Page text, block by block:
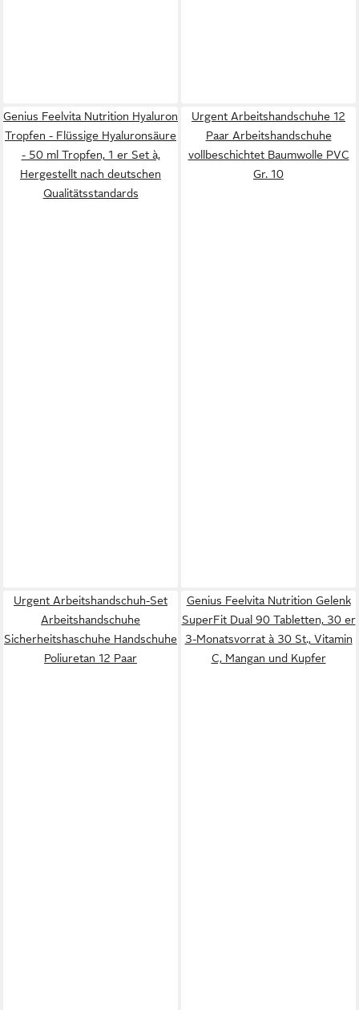
Genius Feelvita Nutrition Hyaluron
Tropfen - Flüssige Hyaluronsäure
- 50 ml Tropfen, 1 er Set à,
Hergestellt nach deutschen
Qualitätsstandards
Urgent Arbeitshandschuhe 12
Paar Arbeitshandschuhe
vollbeschichtet Baumwolle PVC
Gr. 10
Urgent Arbeitshandschuh-Set
Arbeitshandschuhe
Sicherheitshaschuhe Handschuhe
Poliuretan 12 Paar
Genius Feelvita Nutrition Gelenk
SuperFit Dual 90 Tabletten, 30 er
3-Monatsvorrat à 30 St., Vitamin
C, Mangan und Kupfer